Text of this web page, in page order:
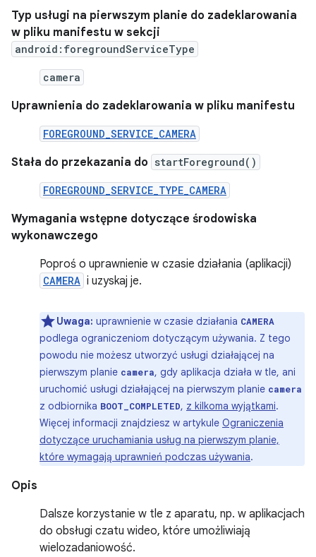
Typ usługi na pierwszym planie do zadeklarowania
w pliku manifestu w sekcji
android:foregroundServiceType
camera
Uprawnienia do zadeklarowania w pliku manifestu
FOREGROUND_SERVICE_CAMERA
Stała do przekazania do startForeground()
FOREGROUND_SERVICE_TYPE_CAMERA
Wymagania wstępne dotyczące środowiska
wykonawczego
Poproś o uprawnienie w czasie działania (aplikacji)
CAMERA i uzyskaj je.
Uwaga: uprawnienie w czasie działania CAMERA
podlega ograniczeniom dotyczącym używania. Z tego
powodu nie możesz utworzyć usługi działającej na
pierwszym planie camera, gdy aplikacja działa w tle, ani
uruchomić usługi działającej na pierwszym planie camera
z odbiornika BOOT_COMPLETED, z kilkoma wyjątkami.
Więcej informacji znajdziesz w artykule Ograniczenia
dotyczące uruchamiania usług na pierwszym planie,
które wymagają uprawnień podczas używania.
Opis
Dalsze korzystanie w tle z aparatu, np. w aplikacjach
do obsługi czatu wideo, które umożliwiają
wielozadaniowość.